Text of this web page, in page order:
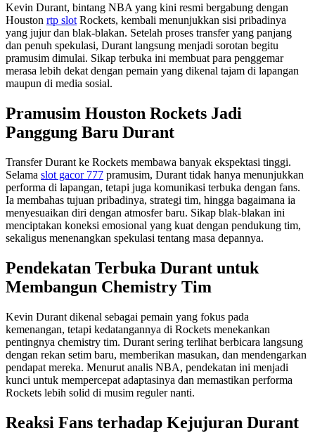
Kevin Durant, bintang NBA yang kini resmi bergabung dengan
Houston rtp slot Rockets, kembali menunjukkan sisi pribadinya
yang jujur dan blak-blakan. Setelah proses transfer yang panjang
dan penuh spekulasi, Durant langsung menjadi sorotan begitu
pramusim dimulai. Sikap terbuka ini membuat para penggemar
merasa lebih dekat dengan pemain yang dikenal tajam di lapangan
maupun di media sosial.
Pramusim Houston Rockets Jadi
Panggung Baru Durant
Transfer Durant ke Rockets membawa banyak ekspektasi tinggi.
Selama slot gacor 777 pramusim, Durant tidak hanya menunjukkan
performa di lapangan, tetapi juga komunikasi terbuka dengan fans.
Ia membahas tujuan pribadinya, strategi tim, hingga bagaimana ia
menyesuaikan diri dengan atmosfer baru. Sikap blak-blakan ini
menciptakan koneksi emosional yang kuat dengan pendukung tim,
sekaligus menenangkan spekulasi tentang masa depannya.
Pendekatan Terbuka Durant untuk
Membangun Chemistry Tim
Kevin Durant dikenal sebagai pemain yang fokus pada
kemenangan, tetapi kedatangannya di Rockets menekankan
pentingnya chemistry tim. Durant sering terlihat berbicara langsung
dengan rekan setim baru, memberikan masukan, dan mendengarkan
pendapat mereka. Menurut analis NBA, pendekatan ini menjadi
kunci untuk mempercepat adaptasinya dan memastikan performa
Rockets lebih solid di musim reguler nanti.
Reaksi Fans terhadap Kejujuran Durant